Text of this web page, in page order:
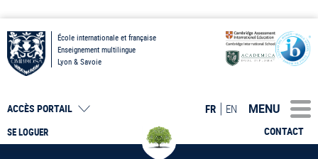
École internationale et française
Enseignement multilingue
Lyon & Savoie
SE LOGUER
ACCÈS PORTAIL
CONTACT
FR EN MENU